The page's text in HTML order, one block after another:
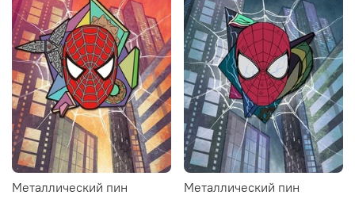
Металлический пин
Металлический пин